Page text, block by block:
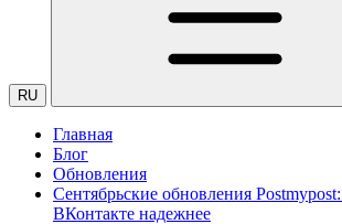
RU
Главная
Блог
Обновления
Сентябрьские обновления
ВКонтакте надежнее